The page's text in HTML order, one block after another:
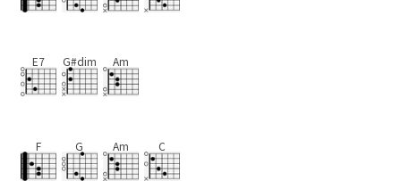
E7 G#dim Am
F G Am C